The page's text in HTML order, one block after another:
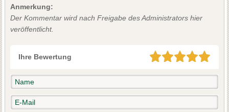
Anmerkung:
Der Kommentar wird nach Freigabe des Administrators hier
veröffentlicht.
Ihre Bewertung